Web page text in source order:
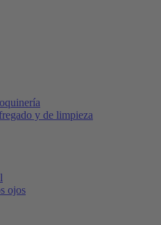
y de limpieza
ojos